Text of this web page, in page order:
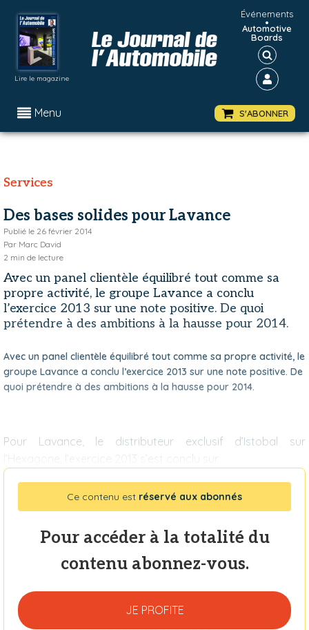
Lire le magazine
Événements
•
Automotive
Boards
Menu S'ABONNER
Services
Des bases solides pour Lavance
Publié le 26 février 2014
Par Marc David
2 min de lecture
Avec un panel clientèle équilibré tout comme sa
propre activité, le groupe Lavance a conclu
l’exercice 2013 sur une note positive. De quoi
prétendre à des ambitions à la hausse pour 2014.
Avec un panel clientèle équilibré tout comme sa propre activité, le
groupe Lavance a conclu l’exercice 2013 sur une note positive. De
quoi prétendre à des ambitions à la hausse pour 2014.
Pour Lavance, le distributeur exclusif d’Istobal sur
l’Hexagone, l’exercice 2013 s’est conclu sur
Ce contenu est réservé aux abonnés
Pour accéder à la totalité du
contenu abonnez-vous.
JE PROFITE